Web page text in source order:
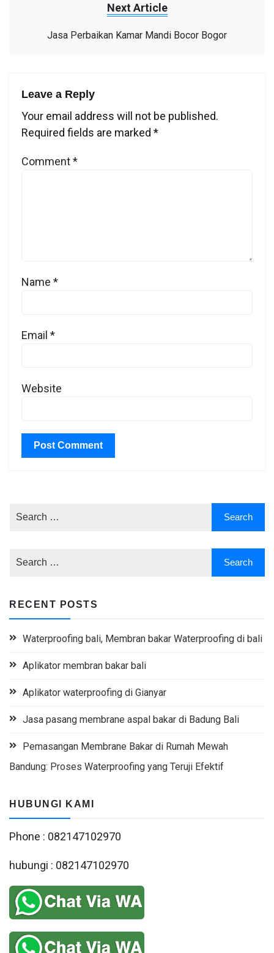
Next Article
Jasa Perbaikan Kamar Mandi Bocor Bogor
Leave a Reply
Your email address will not be published.
Required fields are marked *
Comment*
Name *
Email *
Website
RECENT POSTS
Waterproofing bali, Membran bakar Waterproofing di bali
Aplikator membran bakar bali
Aplikator waterproofing di Gianyar
Jasa pasang membrane aspal bakar di Badung Bali
Pemasangan Membrane Bakar di Rumah Mewah
Bandung: Proses Waterproofing yang Teruji Efektif
HUBUNGI KAMI
Phone : 082147102970
hubungi : 082147102970